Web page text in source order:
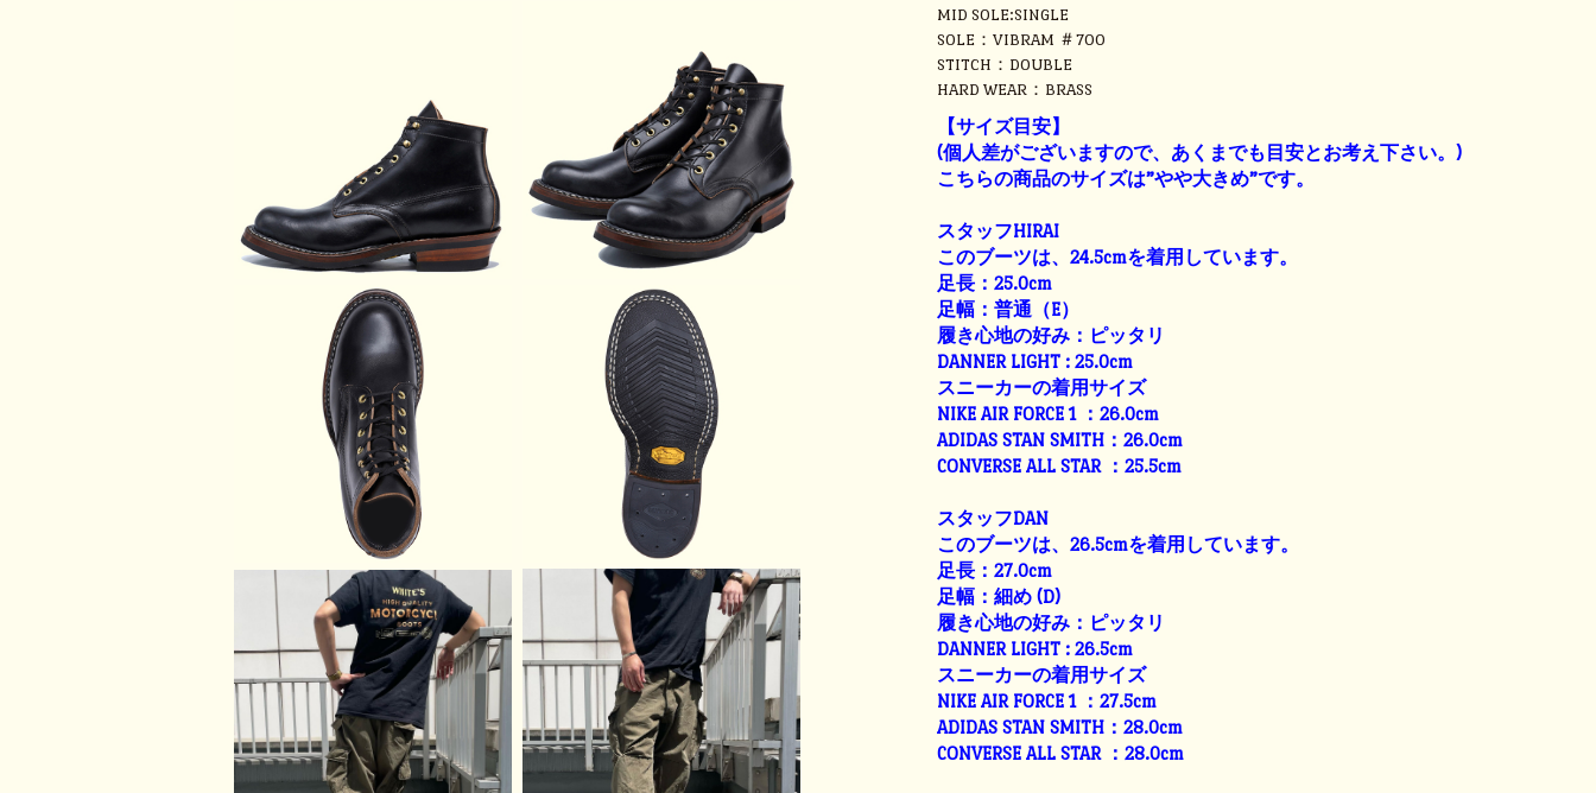
MID SOLE:SINGLE
SOLE：VIBRAM ＃700
STITCH：DOUBLE
HARD WEAR：BRASS
【サイズ目安】
(個人差がございますので、あくまでも目安とお考え下さい。)
こちらの商品のサイズは”やや大きめ”です。
スタッフHIRAI
このブーツは、24.5cmを着用しています。
足長：25.0cm
足幅：普通（E）
履き心地の好み：ピッタリ
DANNER LIGHT : 25.0cm
スニーカーの着用サイズ
NIKE AIR FORCE 1 ：26.0cm
ADIDAS STAN SMITH：26.0cm
CONVERSE ALL STAR ：25.5cm
スタッフDAN
このブーツは、26.5cmを着用しています。
足長：27.0cm
足幅：細め (D)
履き心地の好み：ピッタリ
DANNER LIGHT : 26.5cm
スニーカーの着用サイズ
NIKE AIR FORCE 1 ：27.5cm
ADIDAS STAN SMITH：28.0cm
CONVERSE ALL STAR ：28.0cm